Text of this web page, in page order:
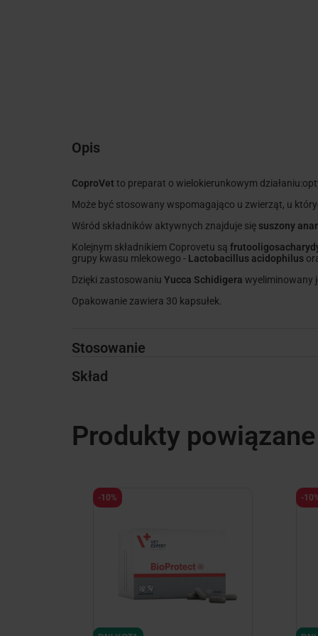
Opis
CoproVet to preparat o wielokierunkowym
Może być stosowany wspomagająco u zwierząt, u
Wśród składników aktywnych znajduje sięsuszony
Kolejnym składnikiem Coprovetu są
grupy kwasu mlekowego - Lactobacillus acidophilus
Dzięki zastosowaniu Yucca Schidigera wyeliminowany
Opakowanie zawiera 30 kapsułek.
Stosowanie
Skład
Produkty powiązane
-10% -